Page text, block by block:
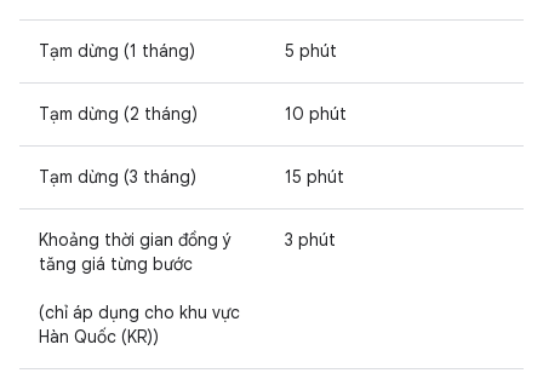
Tạm dừng (1 tháng) 5 phút
Tạm dừng (2 tháng) 10 phút
Tạm dừng (3 tháng) 15 phút
Khoảng thời gian đồng ý
tăng giá từng bước
(chỉ áp dụng cho khu vực
Hàn Quốc (KR))
3 phút